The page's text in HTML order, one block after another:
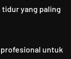
tidur yang paling
untuk